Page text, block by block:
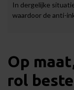
In dergelijke
waardoor de anti-
Op
rol